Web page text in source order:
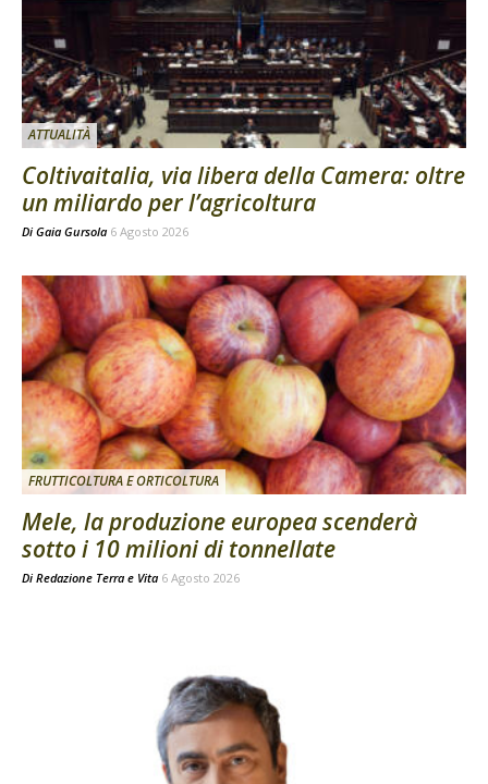
ATTUALITÀ
Coltivaitalia, via libera della Camera: oltre
un miliardo per l’agricoltura
Di Gaia Gursola 6 Agosto 2026
FRUTTICOLTURA E ORTICOLTURA
Mele, la produzione europea scenderà
sotto i 10 milioni di tonnellate
Di Redazione Terra e Vita 6 Agosto 2026